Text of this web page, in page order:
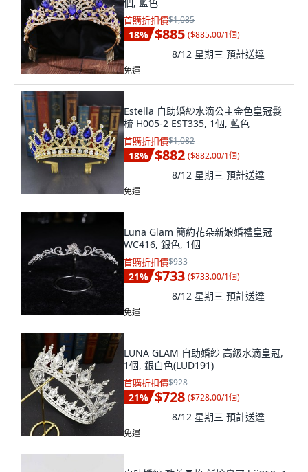
首購折扣價$1,085
18% $885 ($885.00/1個)
8/12 星期三 預計送達
免運
Estella 自助婚紗水滴公主金色皇冠髮
梳 H005-2 EST335, 1個, 藍色
首購折扣價$1,082
18% $882 ($882.00/1個)
8/12 星期三 預計送達
免運
Luna Glam 簡約花朵新娘婚禮皇冠
WC416, 銀色, 1個
首購折扣價$933
21% $733 ($733.00/1個)
8/12 星期三 預計送達
免運
LUNA GLAM 自助婚紗 高級水滴皇冠,
1個, 銀白色(LUD191)
首購折扣價$928
21% $728 ($728.00/1個)
8/12 星期三 預計送達
免運